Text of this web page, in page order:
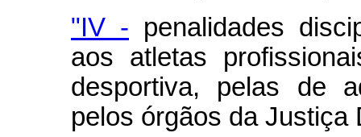
"IV - penalidades
aos atletas
desportiva, pelas de
pelos órgãos da Justiça